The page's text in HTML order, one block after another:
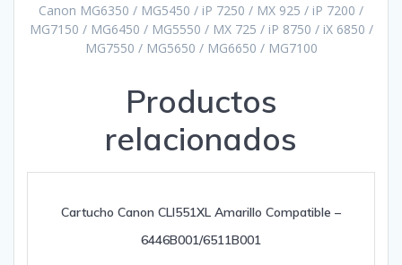
Canon MG6350 / MG5450 / iP 7250 / MX 925 / iP 7200 /
MG7150 / MG6450 / MG5550 / MX 725 / iP 8750 / iX 6850 /
MG7550 / MG5650 / MG6650 / MG7100
Productos
relacionados
Cartucho Canon CLI551XL Amarillo Compatible –
6446B001/6511B001